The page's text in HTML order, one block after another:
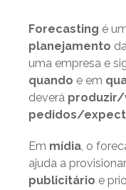
Forecasting é
planejamento
uma empresa e
quando e em
deverá
pedidos/
Em mídia, o
ajuda a
publicitário e